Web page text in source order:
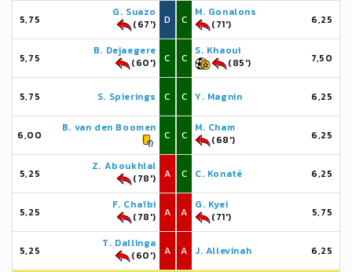
5,75
G. Suazo
(67')
D
5,75
B. Dejaegere
(60')
C
5,75 S. Spierings C
6,00
B. van den Boomen
C
5,25
Z. Aboukhlal
(78')
A
5,25
F. Chaïbi
(78')
A
5,25
T. Dallinga
(60')
A
C
M. Gonalons
(71')
6,25
C
S. Khaoui
(85')
7,50
C Y. Magnin 6,25
C
M. Cham
(68')
6,25
C C. Konaté 6,25
A
G. Kyei
(71')
5,75
A J. Allevinah 6,25